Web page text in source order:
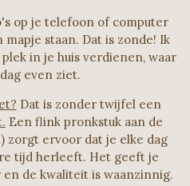
op je telefoon of computer
staan. Dat is zonde! Ik
in je huis verdienen, waar
even ziet.
Dat is zonder twijfel een
Een flink pronkstuk aan de
zorgt ervoor dat je elke dag
tijd herleeft. Het geeft je
de kwaliteit is waanzinnig.